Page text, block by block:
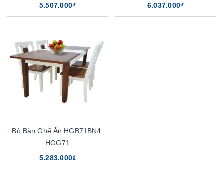
5.507.000₫
6.037.000₫
Bộ Bàn Ghế Ăn HGB71BN4,
HGG71
5.283.000₫